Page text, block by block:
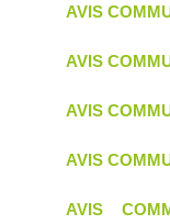
AVIS
AVIS
AVIS
AVIS
AVIS